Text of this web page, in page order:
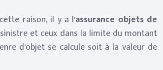
raison, il y a l’assurance objets de
sinistre et ceux dans la limite du montant
d’objet se calcule soit à la valeur de